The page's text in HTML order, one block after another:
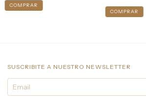
COMPRAR
SUSCRIBITE A NUESTRO NEWSLETTER